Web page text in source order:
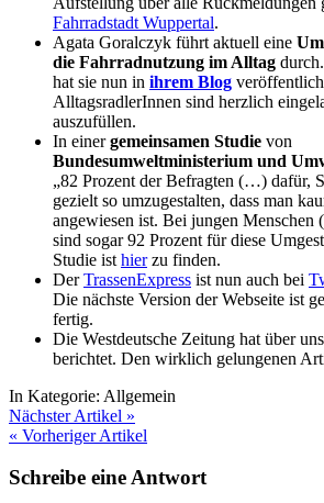
Fahrradstadt Wuppertal.
Agata Goralczyk führt aktuell eine
die Fahrradnutzung im Alltag
hat sie nun in ihrem Blog
AlltagsradlerInnen sind herzlich
auszufüllen.
In einergemeinsamen Studie von
Bundesumweltministerium und
„82 Prozent der Befragten (…) dafür,
gezielt so umzugestalten, dass man
angewiesen ist. Bei jungen Menschen
sind sogar 92 Prozent für diese
Studie ist hierzu finden.
DerTrassenExpress ist nun auch bei
Die nächste Version der Webseite ist
fertig.
Die Westdeutsche Zeitung hat über
berichtet. Den wirklich gelungenen
In Kategorie: Allgemein
Nächster Artikel »
« Vorheriger Artikel
Schreibe eine Antwort